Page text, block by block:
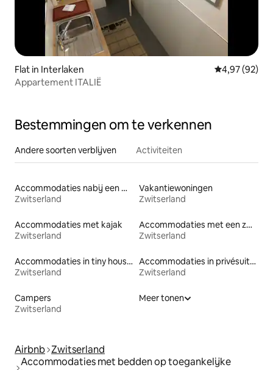
Flat in Interlaken Gemiddelde
4,97 (92)
Appartement ITALIË
Bestemmingen om te verkennen
Andere soorten verblijven Activiteiten
Accommodaties nabij een meer
Zwitserland
Vakantiewoningen
Zwitserland
Accommodaties met kajak
Zwitserland
Accommodaties met een zwembad
Zwitserland
Accommodaties in tiny houses
Zwitserland
Accommodaties in privésuites
Zwitserland
Campers
Zwitserland
Meer tonen
Airbnb Zwitserland
Accommodaties met bedden op toegankelijke